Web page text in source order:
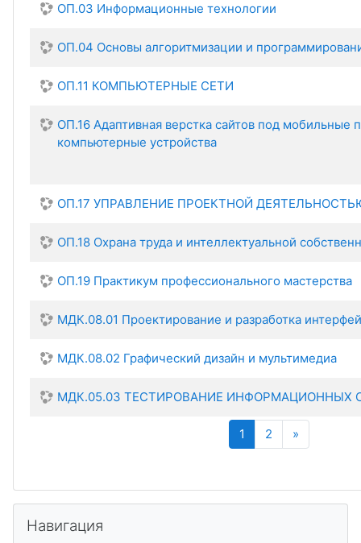
ОП.03 Информационные технологии
ОП.04 Основы алгоритмизации и
ОП.11 КОМПЬЮТЕРНЫЕ СЕТИ
ОП.16 Адаптивная верстка сайтов под мобильные
компьютерные устройства
ОП.17 УПРАВЛЕНИЕ ПРОЕКТНОЙ
ОП.18 Охрана труда и интеллектуальной
ОП.19 Практикум профессионального мастерства
МДК.08.01 Проектирование и разработка
МДК.08.02 Графический дизайн и мультимедиа
МДК.05.03 ТЕСТИРОВАНИЕ ИНФОРМАЦИОННЫХ
1 (текущая)
2 »
Навигация